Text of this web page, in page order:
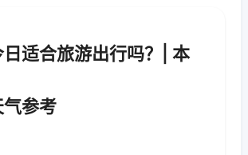
适合旅游出行吗？| 本
参考